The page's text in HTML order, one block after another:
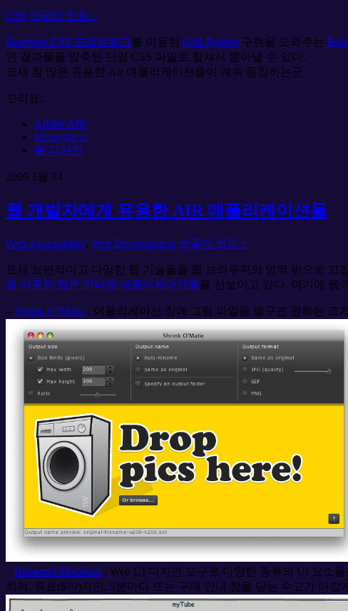
CSS 댓글이 없음 »
Blueprint CSS 프레임워크를 이용한 Grid System 구현을 도와주는
인 결과물을 압축된 단일 CSS 파일로 합쳐서 뽑아낼 수 있다.
요새 참 많은 유용한 Air 애플리케이션들이 계속 등장하는군.
꼬리표:
Adobe AIR
blueprintcss
웹 디자인
2009 3월 24
웹 개발자에게 유용한 AIR 애플리케이션들
Web Accessibility, Web Development 댓글이 없음 »
요새 보편적이고 다양한 웹 기술들을 웹 브라우저의 영역 밖으로
을 이용한 많은 인터넷 애플리케이션들을 선보이고 있다. 여기에 웹
– Shrink O’Matic : 어플리케이션 창에 그림 파일을 떨구면 원하는 크
– Balsamiq Mockups : Web UI 디자인 도구로 다양한 종류의 UI 요소
최적. 유료($79)지만, 5분마다 뜨는 구매 안내 창을 닫는 수고가 아